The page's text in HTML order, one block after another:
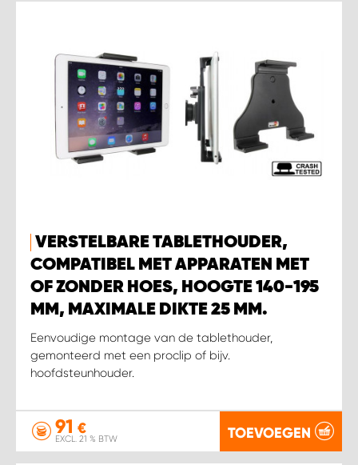
VERSTELBARE TABLETHOUDER,
COMPATIBEL MET APPARATEN MET
OF ZONDER HOES, HOOGTE 140-195
MM, MAXIMALE DIKTE 25 MM.
Eenvoudige montage van de tablethouder,
gemonteerd met een proclip of bijv.
hoofdsteunhouder.
91 €
EXCL. 21 % BTW TOEVOEGEN
WORK SYSTEM REEUWIJK
WORK SYSTEM RIDDERKERK
WORK SYSTEM SIMPELVELD
WORK SYSTEM ZIERIKZEE
WORK SYSTEM ZWARTEBROEK